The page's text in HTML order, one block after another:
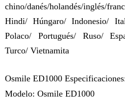
chino/danés/holandés/inglés/
Hindi/ Húngaro/ Indonesio/
Polaco/ Portugués/ Ruso/
Turco/ Vietnamita
Osmile ED1000
Modelo: Osmile ED1000